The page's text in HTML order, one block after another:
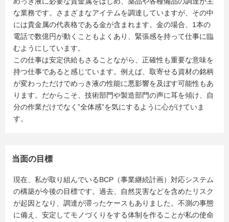
な業務です。さまざまなアイテムを調達していますが、その中
には貴金属の代表格である金が含まれます。金の場合、1本の
電話で数億円が動くこともよくあり、緊張感を持って仕事に臨
むようにしています。
この仕事は安定供給もさることながら、正確性も重要な意味を
持つ仕事であると感じています。例えば、取寄せる資材の銘柄
が変わっただけでめっき液の性能に悪影響を及ぼす可能性もあ
ります。だからこそ、技術部門や製造部門の声に耳を傾け、自
分の作業だけでなく”全体感”を気にするように心がけていま
す。
当面の目標
現在、私が取り組んでいるBCP（事業継続計画）対応システム
の構築が今後の目標です。過去、自然災害などを含めたリスク
が起因となり、調達が滞ったケースもありました。不測の事態
に備え、安定してモノづくりをする体制を作ることが私の使命